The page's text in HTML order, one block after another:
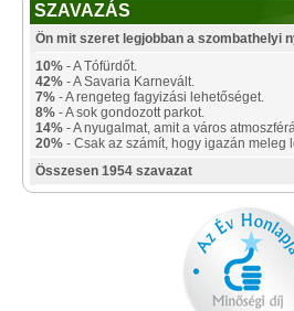
SZAVAZÁS
Ön mit szeret legjobban a szombathelyi
10% - A Tófürdőt.
42% - A Savaria Karnevált.
7% - A rengeteg fagyizási lehetőséget.
8% - A sok gondozott parkot.
14% - A nyugalmat, amit a város
20% - Csak az számít, hogy igazán meleg
Összesen 1954 szavazat